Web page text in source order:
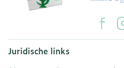
Juridische links